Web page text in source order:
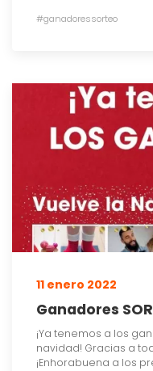
#ganadoressorteo
11 enero 2022
Ganadores
¡Ya tenemos a los
navidad! Gracias a
¡Enhorabuena a los